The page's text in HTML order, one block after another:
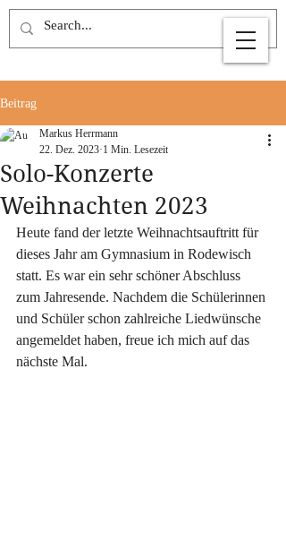
Beitrag
Solo-Konzerte
Weihnachten 2023
Markus Herrmann
22. Dez. 2023 1 Min. Lesezeit
Heute fand der letzte Weihnachtsauftritt für
dieses Jahr am Gymnasium in Rodewisch
statt. Es war ein sehr schöner Abschluss
zum Jahresende. Nachdem die Schülerinnen
und Schüler schon zahlreiche Liedwünsche
angemeldet haben, freue ich mich auf das
nächste Mal.